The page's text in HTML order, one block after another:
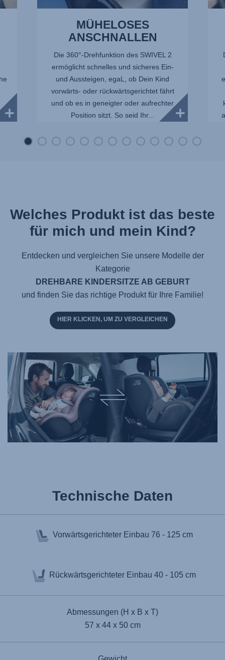
MÜHELOSES
ANSCHNALLEN
Die 360°-Drehfunktion des SWIVEL 2
ermöglicht schnelles und sicheres Ein-
und Aussteigen, egaL, ob Dein Kind
vorwärts- oder rückwärtsgerichtet fährt
und ob es in geneigter oder aufrechter
Position sitzt. So seid Ihr...
Welches Produkt ist das beste
für mich und mein Kind?
Entdecken und vergleichen Sie unsere Modelle der
Kategorie
DREHBARE KINDERSITZE AB GEBURT
und finden Sie das richtige Produkt für Ihre Familie!
HIER KLICKEN, UM ZU VERGLEICHEN
Technische Daten
Vorwärtsgerichteter Einbau 76 - 125 cm
Rückwärtsgerichteter Einbau 40 - 105 cm
Abmessungen (H x B x T)
57 x 44 x 50 cm